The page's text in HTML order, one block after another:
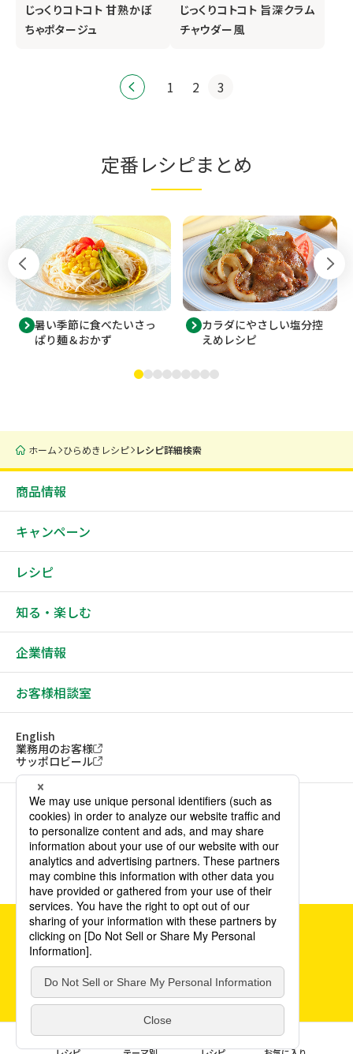
0
じっくりコトコト 甘熟かぼ
ちゃポタージュ
じっくりコトコト 旨深クラム
チャウダー風
1 2 3
定番レシピまとめ
暑い季節に食べたいさっ
ぱり麺＆おかず
カラダにやさしい塩分控
えめレシピ
ホーム ひらめきレシピ レシピ詳細検索
商品情報
キャンペーン
レシピ
知る・楽しむ
企業情報
お客様相談室
English
業務用のお客様
サッポロビール
ソーシャルメディアアカウント一覧
サイトご利用にあたってウェブアクセシビリティ方針
個人情報保護方針カスタマーハラスメント方針
©POKKA SAPPORO Food & Beverage Ltd. All Rights Reserved.